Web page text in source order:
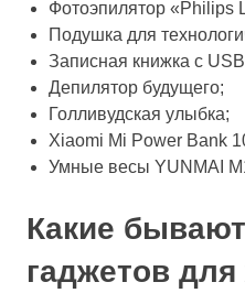
Фотоэпилятор «Philips
Подушка для
Записная книжка с
Депилятор будущего;
Голливудская улыбка;
Xiaomi Mi Power Bank
Умные весы YUNMAI
Какие
гаджетов